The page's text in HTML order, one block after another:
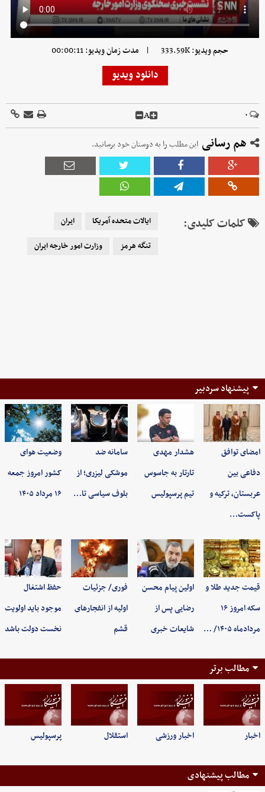
حجم ویدیو: 333.59K | مدت زمان ویدیو: 00:00:11
دانلود ویدیو
۰ A
هم رسانی این مطلب را به دوستان خود برسانید.
کلمات کلیدی: ایالات متحده آمریکا
ایران
تنگه هرمز
وزارت امور خارجه ایران
پیشنهاد سردبیر
امضای توافق
دفاعی بین
عربستان، ترکیه و
پاکست…
هشدار مهدی
تارتار به جاسوس
تیم پرسپولیس
سامانه ضد
موشکی لیزری؛ از
بلوف سیاسی تا…
وضعیت هوای
کشور امروز جمعه
۱۶ مرداد ۱۴۰۵
قیمت جدید طلا و
سکه امروز ۱۶
مردادماه ۱۴۰۵/ …
اولین پیام محسن
رضایی پس از
شایعات خبری
فوری/ جزئیات
اولیه از انفجارهای
قشم
حفظ اشتغال
موجود باید اولویت
نخست دولت باشد
مطالب برتر
اخبار اخبار ورزشی استقلال پرسپولیس
مطالب پیشنهادی